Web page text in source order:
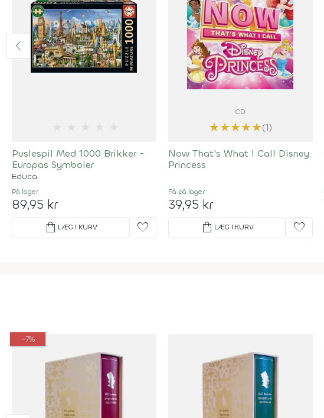
Puslespil Med 1000 Brikker -
Europas Symboler
Educa
På lager
89,95 kr
shopping_bag LÆG I KURV favorite
CD
★★★★★(1)
Now That's What I Call Disney
Princess
Få på lager
39,95 kr
shopping_bag LÆG I KURV favorite
-7%